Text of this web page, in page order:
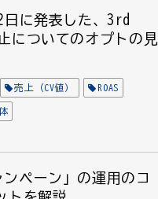
日に発表した、3rd
ついてのオプトの見
売上（CV値） ROAS
ンペーン」の運用のコ